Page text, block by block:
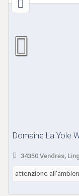
Domaine La Yole
34350 Vendres,
attenzione